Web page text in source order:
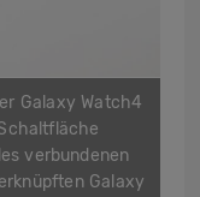
Galaxy Watch4
verbundenen
Galaxy